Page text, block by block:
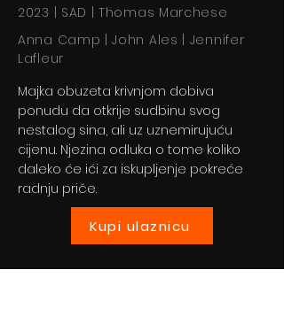
2023 | SAD | Thomas Marchese
Anna Camp | John Ales | Jennifer
Lafleur
Majka obuzeta krivnjom dobiva
ponudu da otkrije sudbinu svog
nestalog sina, ali uz uznemirujuću
cijenu. Njezina odluka o tome koliko
daleko će ići za iskupljenje pokreće
radnju priče.
Kupi ulaznicu